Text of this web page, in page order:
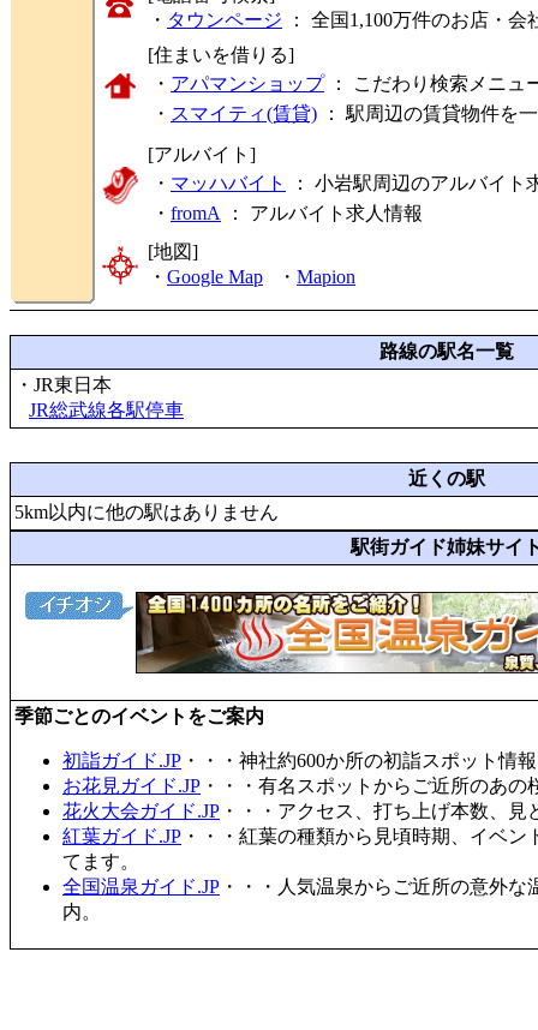
・ タウンページ ： 全国1,100万件のお店・
[住まいを借りる]
・ アパマンショップ： こだわり検索メニュ
・ スマイティ(賃貸) ： 駅周辺の賃貸物件を
[アルバイト]
・ マッハバイト
： 小岩駅周辺のアルバイト
・ fromA ： アルバイト求人情報
[地図]
・ Google Map ・ Mapion
路線の駅名一覧
・JR東日本
JR総武線各駅停車
近くの駅
5km以内に他の駅はありません
駅街ガイド姉妹サイ
季節ごとのイベントをご案内
初詣ガイド.JP ・・・神社約600か所の初詣スポット情
お花見ガイド.JP ・・・有名スポットからご近所のあ
花火大会ガイド.JP ・・・アクセス、打ち上げ本数、
紅葉ガイド.JP ・・・紅葉の種類から見頃時期、イベ
てます。
全国温泉ガイド.JP ・・・人気温泉からご近所の意外
内。